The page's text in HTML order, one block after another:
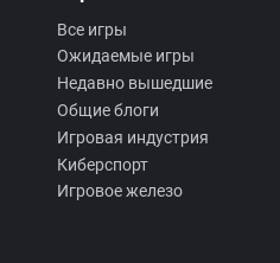
Все игры
Ожидаемые игры
Недавно вышедшие
Общие блоги
Игровая индустрия
Киберспорт
Игровое железо